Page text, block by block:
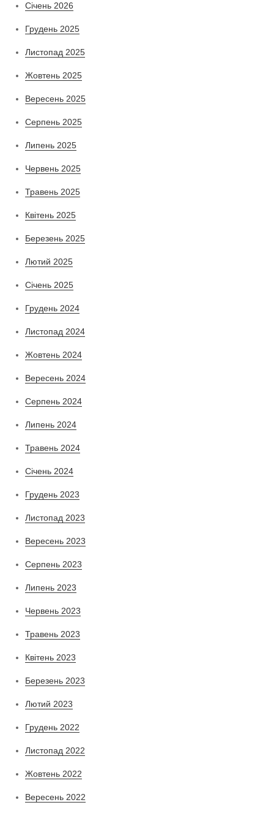
Січень 2026
Грудень 2025
Листопад 2025
Жовтень 2025
Вересень 2025
Серпень 2025
Липень 2025
Червень 2025
Травень 2025
Квітень 2025
Березень 2025
Лютий 2025
Січень 2025
Грудень 2024
Листопад 2024
Жовтень 2024
Вересень 2024
Серпень 2024
Липень 2024
Травень 2024
Січень 2024
Грудень 2023
Листопад 2023
Вересень 2023
Серпень 2023
Липень 2023
Червень 2023
Травень 2023
Квітень 2023
Березень 2023
Лютий 2023
Грудень 2022
Листопад 2022
Жовтень 2022
Вересень 2022